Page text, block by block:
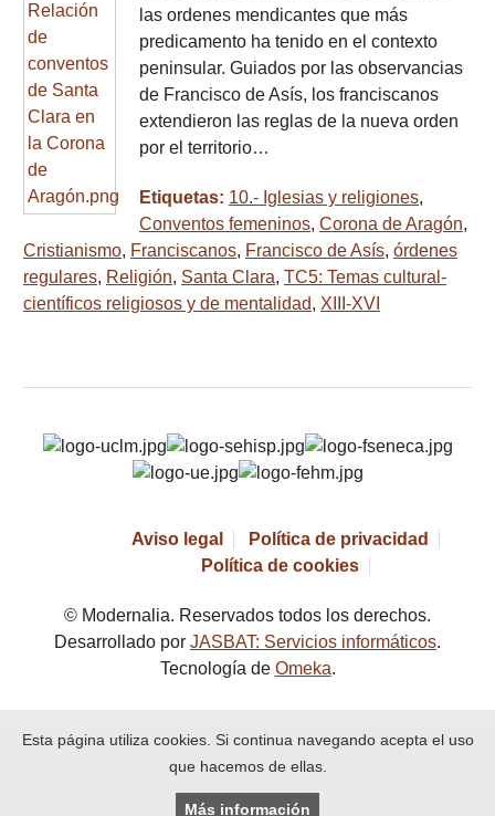
las ordenes mendicantes que más
predicamento ha tenido en el contexto
peninsular. Guiados por las observancias
de Francisco de Asís, los franciscanos
extendieron las reglas de la nueva orden
por el territorio…
Etiquetas: 10.- Iglesias y religiones,
Conventos femeninos, Corona de Aragón,
Cristianismo, Franciscanos, Francisco de Asís, órdenes
regulares, Religión, Santa Clara, TC5: Temas cultural-
científicos religiosos y de mentalidad, XIII-XVI
Aviso legal
Política de privacidad
Política de cookies
© Modernalia. Reservados todos los derechos.
Desarrollado por JASBAT: Servicios informáticos.
Tecnología de Omeka.
Esta página utiliza cookies. Si continua navegando acepta el uso
que hacemos de ellas.
Más información